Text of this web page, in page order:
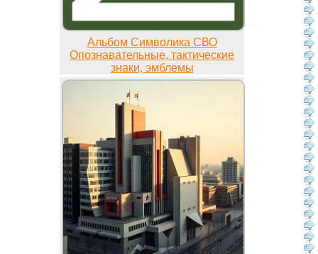
Альбом Символика СВО
Опознавательные, тактические
знаки, эмблемы